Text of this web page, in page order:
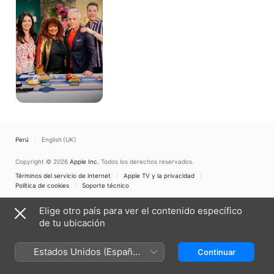
Perú English (UK)
Copyright © 2026 Apple Inc. Todos los derechos reservados.
Términos del servicio de internet
Apple TV y la privacidad
Política de cookies
Soporte técnico
Elige otro país para ver el contenido específico
de tu ubicación
Estados Unidos (Español
México)
Continuar